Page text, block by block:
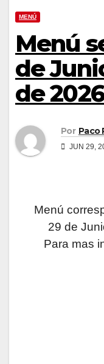
MENÚ
Menú
de
de 2026
Por Paco
JUN 29,
Menú
29 de
Para mas